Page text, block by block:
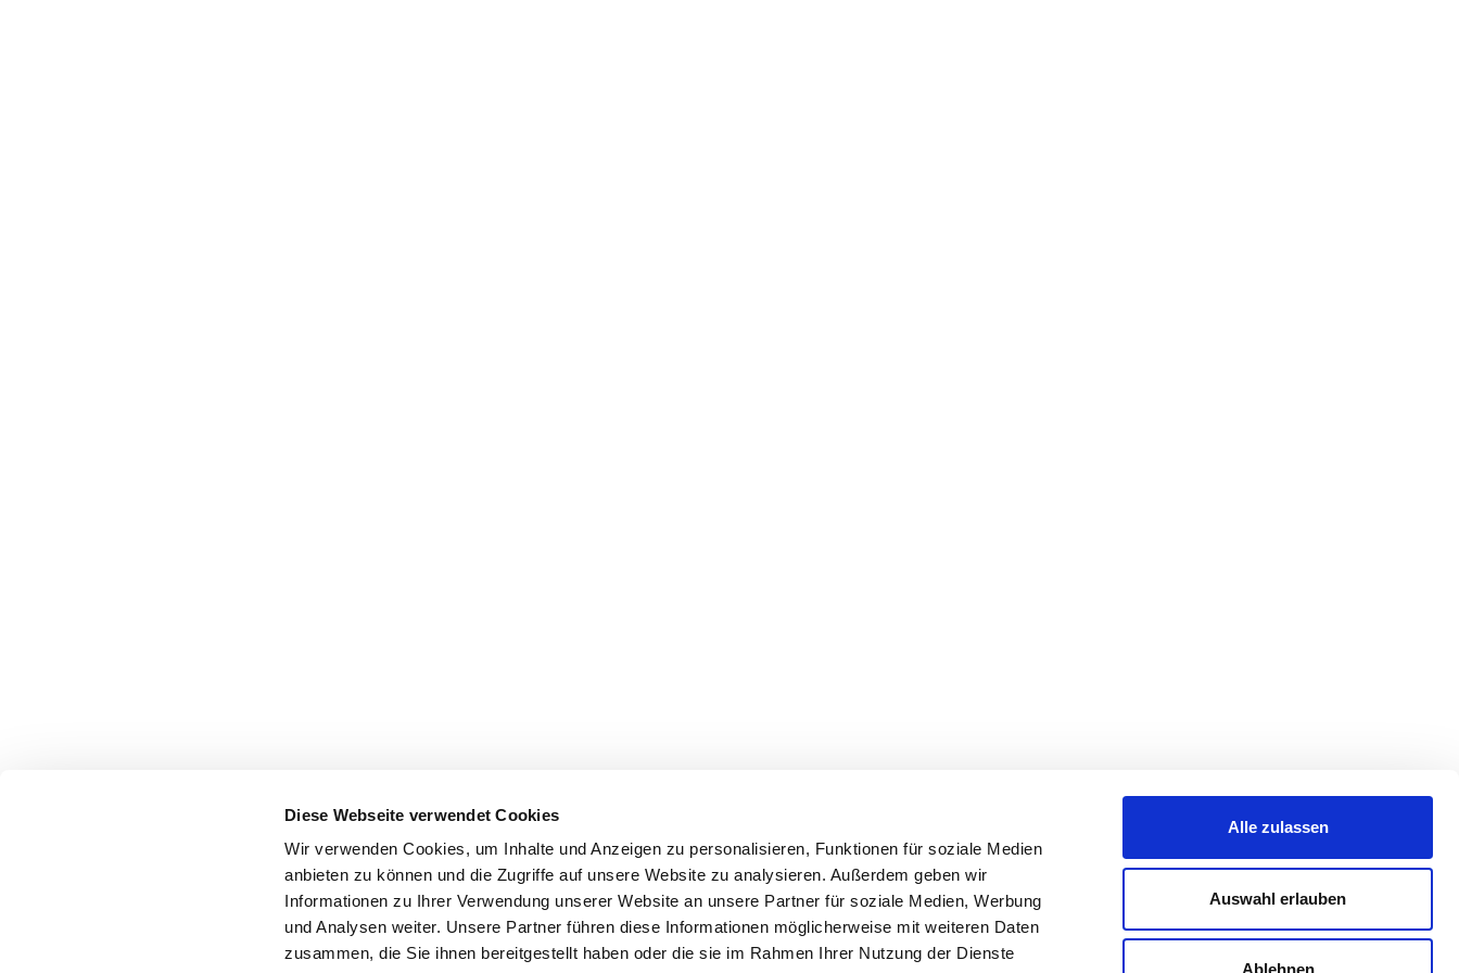
Diese Webseite verwendet Cookies
Wir verwenden Cookies, um Inhalte und Anzeigen zu personalisieren, Funktionen für soziale Medien
anbieten zu können und die Zugriffe auf unsere Website zu analysieren. Außerdem geben wir
Informationen zu Ihrer Verwendung unserer Website an unsere Partner für soziale Medien, Werbung
und Analysen weiter. Unsere Partner führen diese Informationen möglicherweise mit weiteren Daten
zusammen, die Sie ihnen bereitgestellt haben oder die sie im Rahmen Ihrer Nutzung der Dienste
Alle zulassen
Auswahl erlauben
Ablehnen